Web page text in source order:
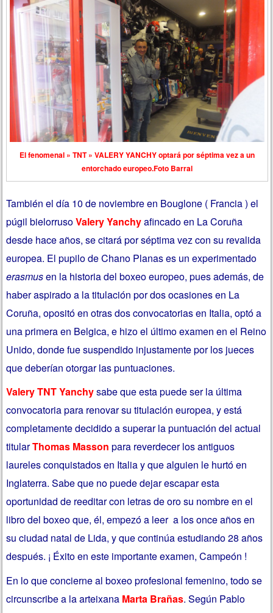
El fenomenal » TNT » VALERY YANCHY optará por séptima vez a un
entorchado europeo.Foto Barral
También el día 10 de noviembre en Bouglone ( Francia ) el
púgil bielorrusoValery Yanchyafincado en La Coruña
desde hace años, se citará por séptima vez con su revalida
europea. El pupilo de Chano Planas es un experimentado
erasmusen la historia del boxeo europeo, pues además, de
haber aspirado a la titulación por dos ocasiones en La
Coruña, opositó en otras dos convocatorias en Italia, optó a
una primera en Belgica, e hizo el último examen en el Reino
Unido, donde fue suspendido injustamente por los jueces
que deberían otorgar las puntuaciones.
Valery TNT Yanchysabe que esta puede ser la última
convocatoria para renovar su titulación europea, y está
completamente decidido a superar la puntuación del actual
titularThomas Masson para reverdecer los antiguos
laureles conquistados en Italia y que alguien le hurtó en
Inglaterra. Sabe que no puede dejar escapar esta
oportunidad de reeditar con letras de oro su nombre en el
libro del boxeo que, él, empezó a leer a los once años en
su ciudad natal de Lida, y que continúa estudiando 28 años
después. ¡ Éxito en este importante examen, Campeón !
En lo que concierne al boxeo profesional femenino, todo se
circunscribe a la arteixana Marta Brañas. Según Pablo